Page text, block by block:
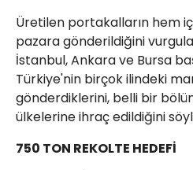
Üretilen portakalların hem
pazara gönderildiğini
İstanbul, Ankara ve Bursa
Türkiye'nin birçok ilindeki
gönderdiklerini, belli bir
ülkelerine ihraç edildiğini
750 TON REKOLTE HEDEFİ